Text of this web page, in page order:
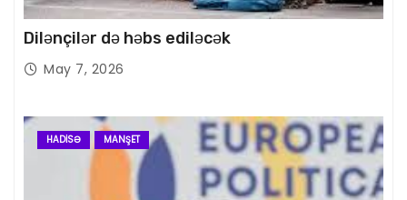
Dilənçilər də həbs ediləcək
May 7, 2026
HADISƏ MANŞET